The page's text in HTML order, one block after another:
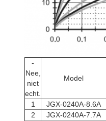
-
Nee,
niet
echt.
Model
1 JGX-0240A-8.6A
2
JGX-0240A-7.7A